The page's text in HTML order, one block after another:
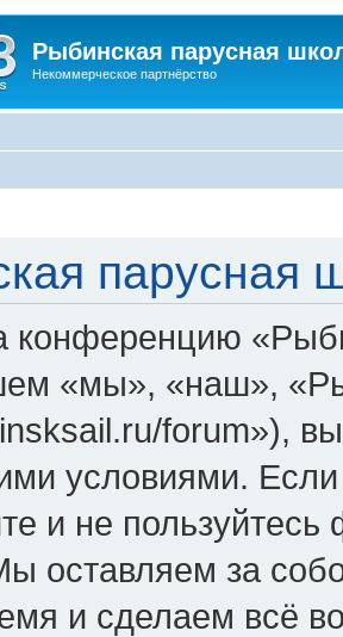
Рыбинская парусная
Некоммерческое партнёрство
парусная
конференцию
«мы», «наш»,
forum»),
условиями.
и не
оставляем за
и сделаем всё